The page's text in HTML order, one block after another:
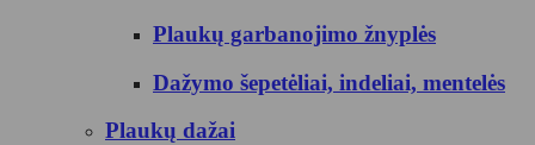
Plaukų garbanojimo žnyplės
Dažymo šepetėliai, indeliai, mentelės
Plaukų dažai